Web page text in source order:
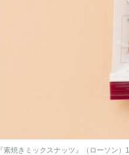
『素焼きミックスナッツ』（ローソン）